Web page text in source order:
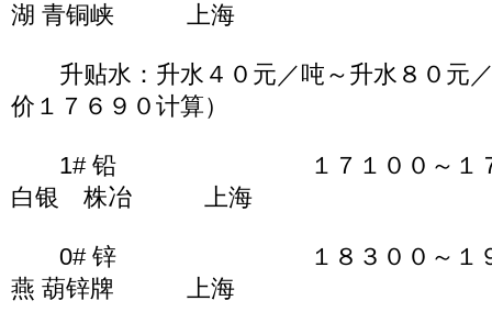
湖 青铜峡 上海
升贴水：升水４０元／吨～升水８０元
价１７６９０计算）
1# 铅 １７１００～１７
白银 株冶 上海
0# 锌 １８３００～１９
燕 葫锌牌 上海